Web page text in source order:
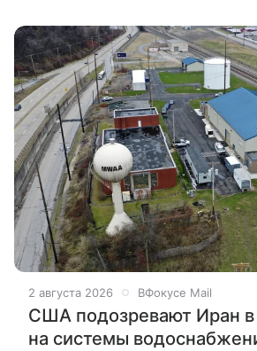
2 августа 2026 ВФокусе Mail
США подозревают Иран в
на системы